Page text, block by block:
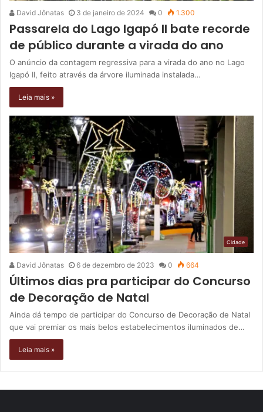
David Jônatas 3 de janeiro de 2024 0 1.300
Passarela do Lago Igapó II bate recorde
de público durante a virada do ano
O anúncio da contagem regressiva para a virada do ano no Lago
Igapó II, feito através da árvore iluminada instalada…
Leia mais »
Cidade
David Jônatas 6 de dezembro de 2023 0 664
Últimos dias pra participar do Concurso
de Decoração de Natal
Ainda dá tempo de participar do Concurso de Decoração de Natal
que vai premiar os mais belos estabelecimentos iluminados de…
Leia mais »